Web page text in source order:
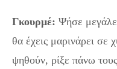
Γκουρμέ: Ψήσε
θα έχεις μαρινάρει σε
ψηθούν, ρίξε πάνω